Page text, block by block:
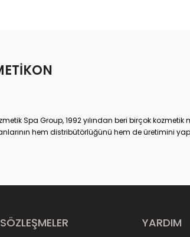
Spa Group, 1992 yılından beri birçok
hem distribütörlüğünü hem de üretimini
de yansıtmıştır.
SÖZLEŞMELER YARDIM